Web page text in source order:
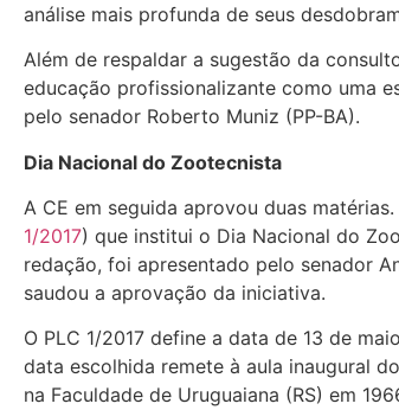
análise mais profunda de seus
Além de respaldar a sugestão da
educação profissionalizante como uma
pelo senador Roberto Muniz (PP-BA).
Dia Nacional do Zootecnista
A CE em seguida aprovou duas
1/2017) que institui o Dia Nacional do
redação, foi apresentado pelo senador
saudou a aprovação da iniciativa.
O PLC 1/2017 define a data de 13 de
data escolhida remete à aula inaugural
na Faculdade de Uruguaiana (RS) em